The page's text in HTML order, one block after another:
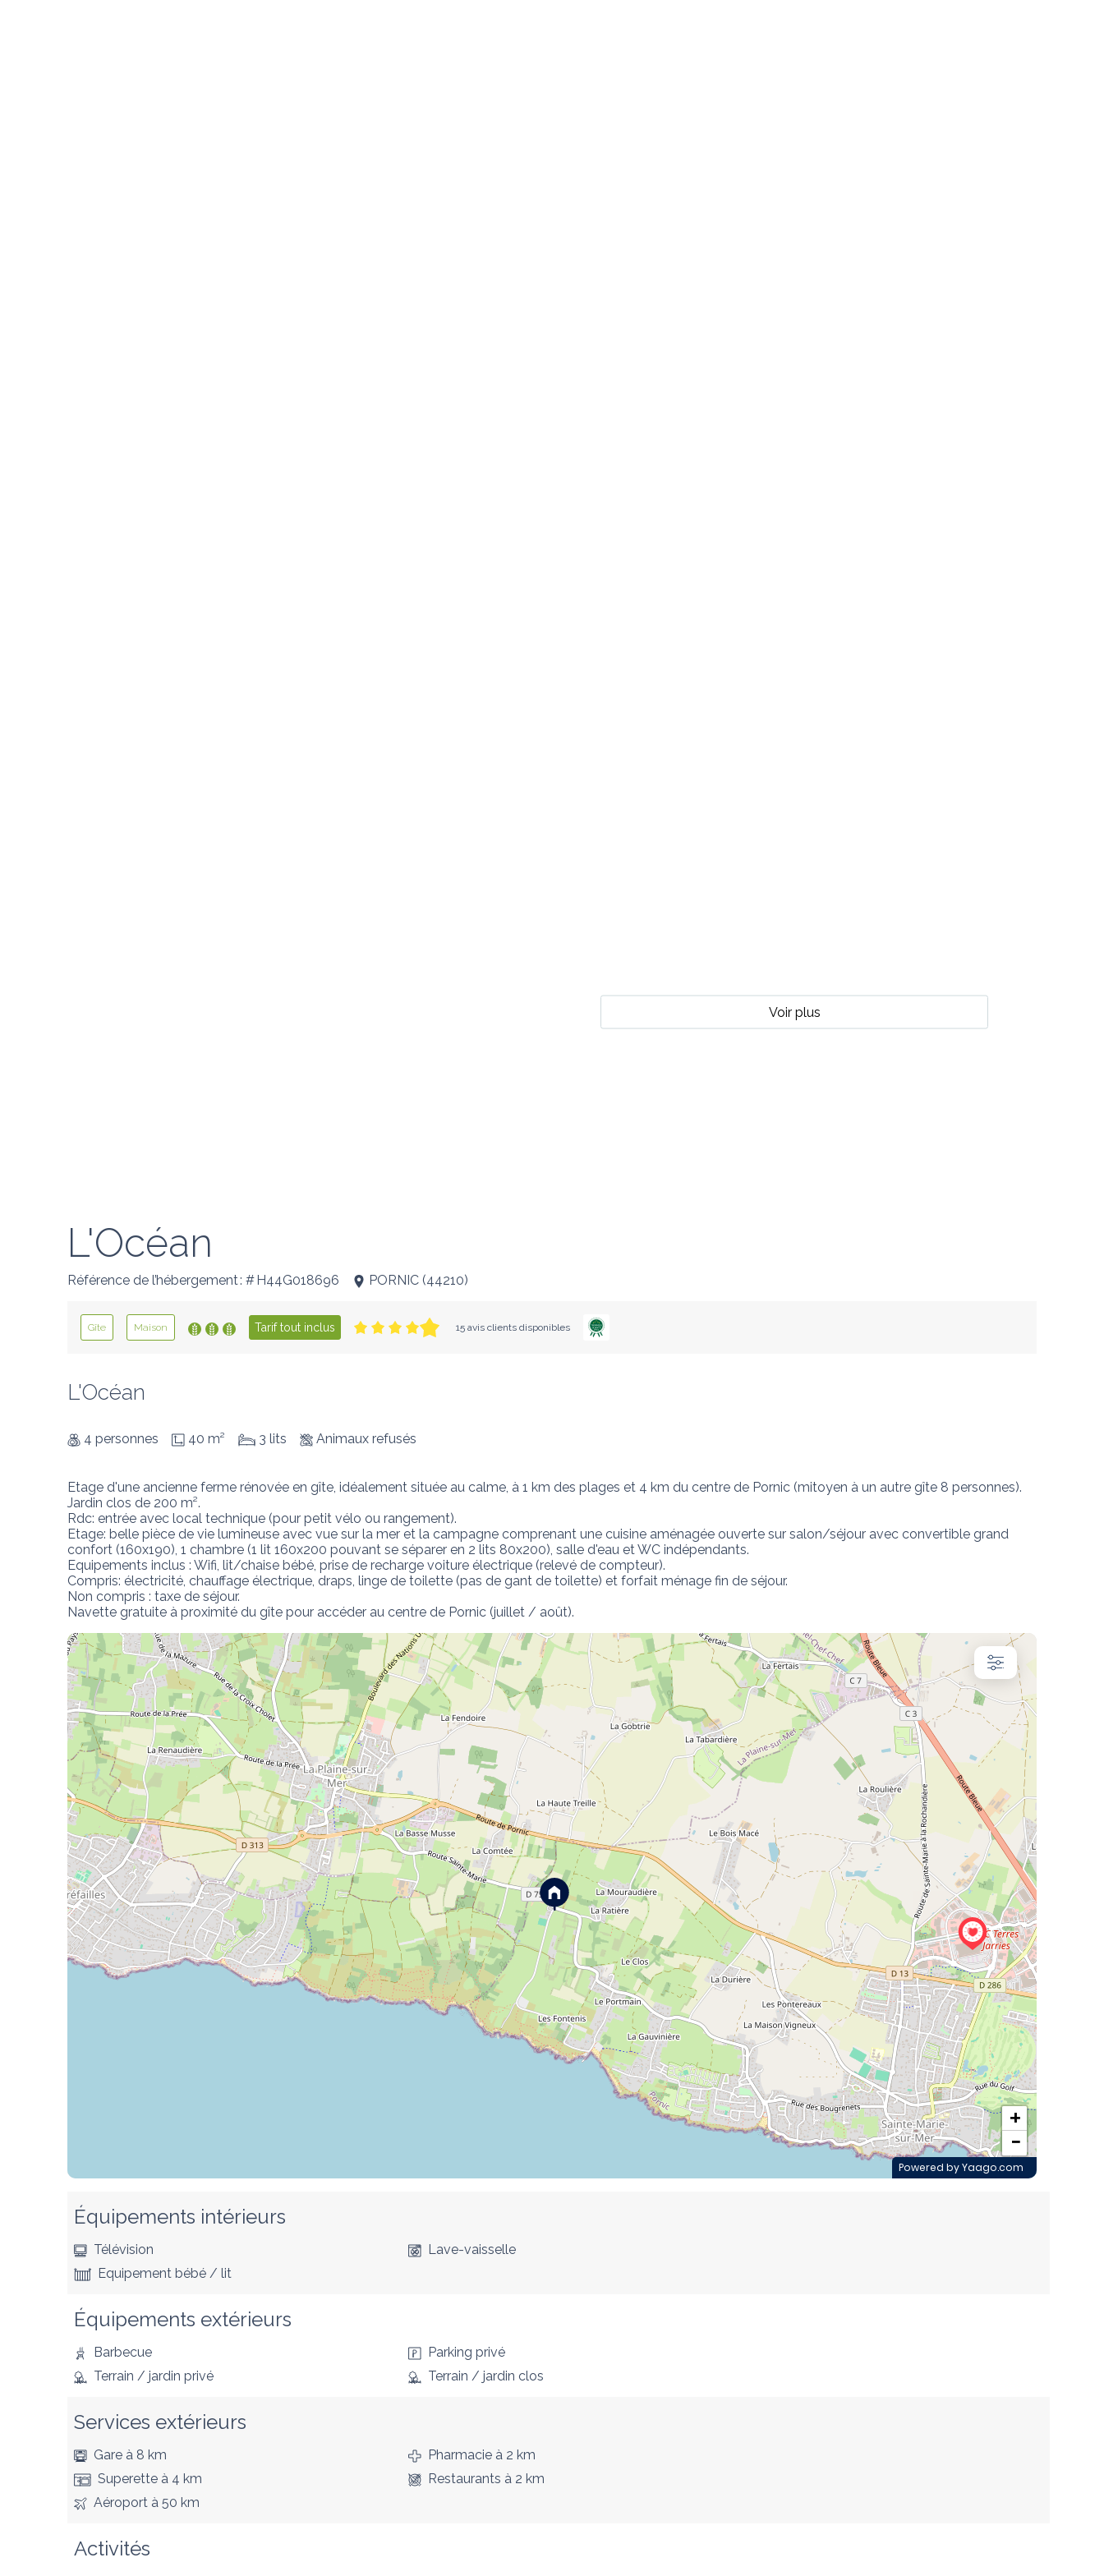
Voir plus
L'Océan
Référence de l’hébergement : # H44G018696 PORNIC (44210)
Gîte Maison Tarif tout inclus 15 avis clients disponibles
L'Océan
4 personnes 40 m² 3 lits Animaux refusés
Etage d'une ancienne ferme rénovée en gîte, idéalement située au calme, à 1 km des plages et 4 km du centre de Pornic (mitoyen à un autre gîte 8 personnes).
Jardin clos de 200 m².
Rdc: entrée avec local technique (pour petit vélo ou rangement).
Etage: belle pièce de vie lumineuse avec vue sur la mer et la campagne comprenant une cuisine aménagée ouverte sur salon/séjour avec convertible grand
confort (160x190), 1 chambre (1 lit 160x200 pouvant se séparer en 2 lits 80x200), salle d'eau et WC indépendants.
Equipements inclus : Wifi, lit/chaise bébé, prise de recharge voiture électrique (relevé de compteur).
Compris: électricité, chauffage électrique, draps, linge de toilette (pas de gant de toilette) et forfait ménage fin de séjour.
Non compris : taxe de séjour.
Navette gratuite à proximité du gîte pour accéder au centre de Pornic (juillet / août).
Équipements intérieurs
Télévision
Lave-vaisselle
Equipement bébé / lit
Équipements extérieurs
Barbecue
Parking privé
Terrain / jardin privé
Terrain / jardin clos
Services extérieurs
Gare à 8 km Pharmacieà 2 km
Superette à 4 km Restaurants à 2 km
Aéroport à 50 km
Activités